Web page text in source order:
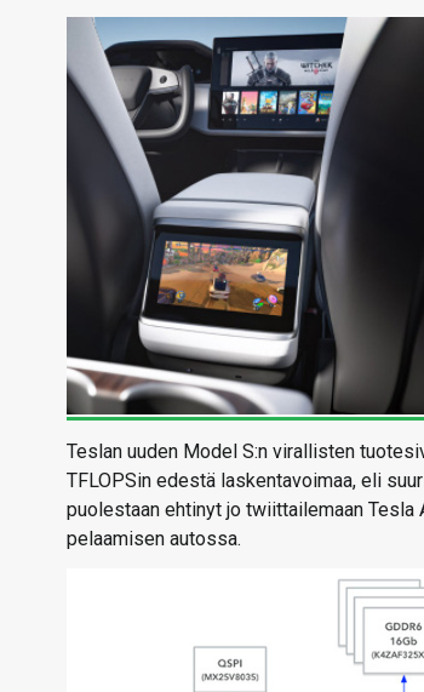
Teslan uuden Model S:n virallisten
TFLOPSin edestä laskentavoimaa, eli
puolestaan ehtinyt jo twiittailemaan Tesla
pelaamisen autossa.